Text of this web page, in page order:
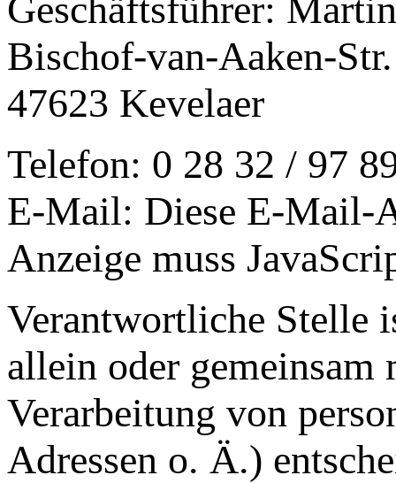
Bischof-van-Aaken-
47623 Kevelaer
Telefon: 0 28 32 / 97
E-Mail: Diese E-Mail-
Anzeige muss
Verantwortliche Stelle
allein oder
Verarbeitung von
Adressen o. Ä.)